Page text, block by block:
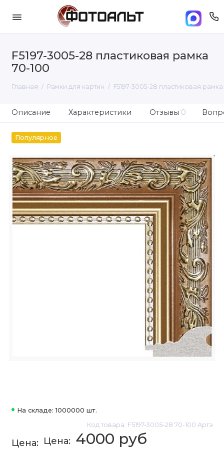
F5197-3005-28 пластиковая рамка
70-100
Главная Рамки для картин F5197-3005-28 пластиковая
Описание Характеристики Отзывы 0
Популярное
На складе: 1000000 шт.
Код товара: F5197-3005-28 70-100 Артэ
4000 руб